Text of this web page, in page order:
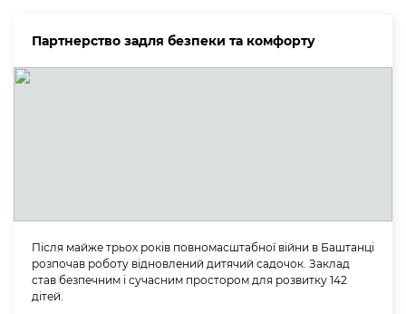
Партнерство задля безпеки та комфорту
Після майже трьох років повномасштабної війни в Баштанці
розпочав роботу відновлений дитячий садочок. Заклад
став безпечним і сучасним простором для розвитку 142
дітей.